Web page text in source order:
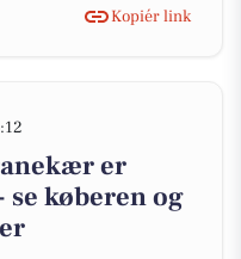
Kopiér link
er
køberen og